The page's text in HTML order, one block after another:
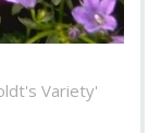
Variety'